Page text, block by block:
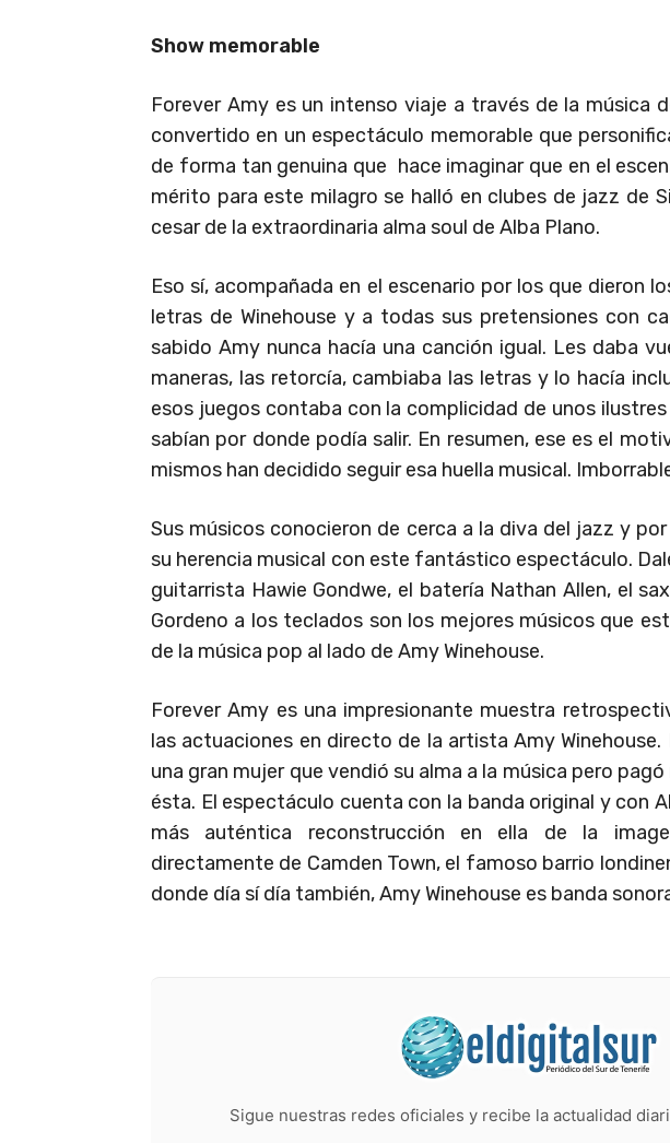
Show memorable
Forever Amy es un intenso viaje a través de la música
convertido en un espectáculo memorable que
de forma tan genuina que hace imaginar que en el
mérito para este milagro se halló en clubes de jazz de
cesar de la extraordinaria alma soul de Alba Plano.
Eso sí, acompañada en el escenario por los que dieron
letras de Winehouse y a todas sus pretensiones con
sabido Amy nunca hacía una canción igual. Les daba
maneras, las retorcía, cambiaba las letras y lo hacía
esos juegos contaba con la complicidad de unos
sabían por donde podía salir. En resumen, ese es el
mismos han decidido seguir esa huella musical.
Sus músicos conocieron de cerca a la diva del jazz y
su herencia musical con este fantástico espectáculo.
guitarrista Hawie Gondwe, el batería Nathan Allen, el
Gordeno a los teclados son los mejores músicos que
de la música pop al lado de Amy Winehouse.
Forever Amy es una impresionante muestra
las actuaciones en directo de la artista Amy
una gran mujer que vendió su alma a la música pero
ésta. El espectáculo cuenta con la banda original y con
más auténtica reconstrucción en ella de la
directamente de Camden Town, el famoso barrio
donde día sí día también, Amy Winehouse es banda
Sigue nuestras redes oficiales y recibe la actualidad